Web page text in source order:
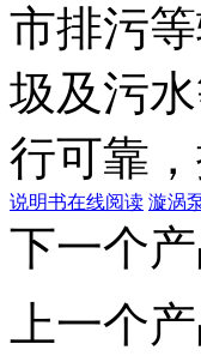
市排污
圾及污
行可靠
说明书在线阅读 漩涡
下一个
上一个